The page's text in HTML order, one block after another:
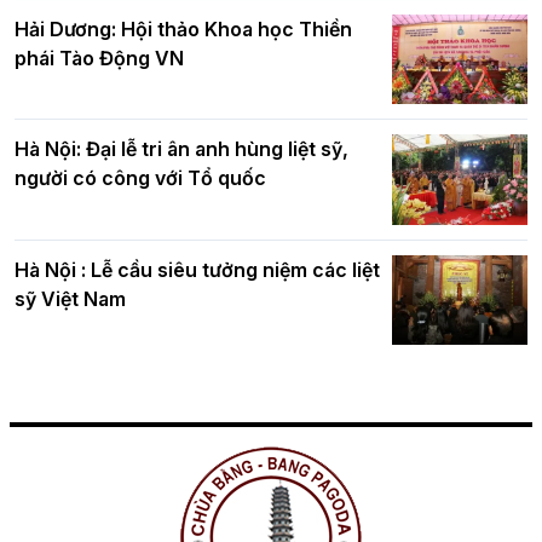
Hải Dương: Hội thảo Khoa học Thiền
phái Tào Động VN
Hà Nội: Đại lễ tri ân anh hùng liệt sỹ,
người có công với Tổ quốc
Hà Nội : Lễ cầu siêu tưởng niệm các liệt
sỹ Việt Nam